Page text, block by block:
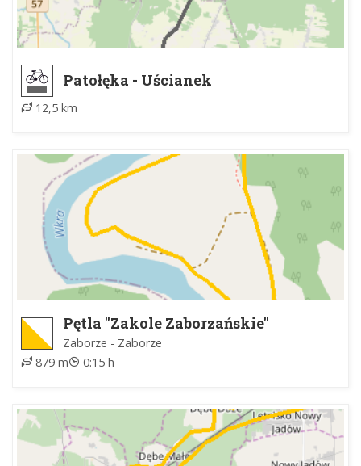
Patołęka - Uścianek
12,5 km
Pętla "Zakole Zaborzańskie"
Zaborze - Zaborze
879 m
0:15 h